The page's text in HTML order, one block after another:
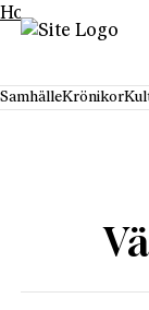
Hoppa till innehåll
SamhälleKrönikor